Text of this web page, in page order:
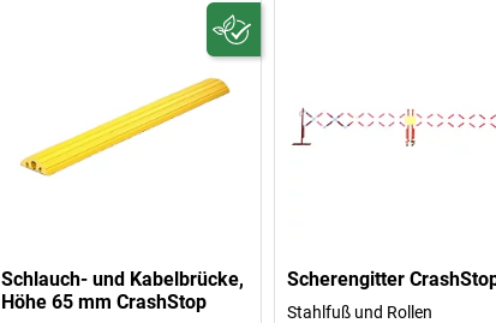
Schlauch- und Kabelbrücke,
Höhe 65 mm CrashStop
Scherengitter
Stahlfuß und Rollen